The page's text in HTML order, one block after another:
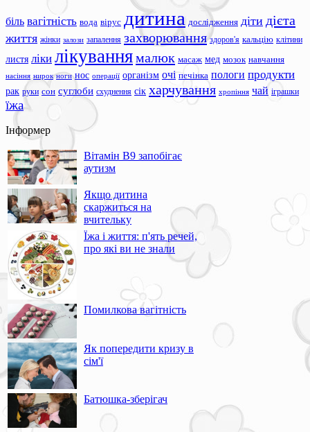
біль вагітність вода вірус дитина дослідження діти дієта
життя жінки залози запалення захворювання здоров'я кальцію клітини
листя ліки лікуваннямалюк масаж мед мозок навчання
насіння нирок ноги нос операції організм очі печінка пологи продукти
рак руки сон суглоби схуднення сік харчування хропіння чай іграшки
їжа
Інформер
Вітамін В9 запобігає
аутизм
Якщо дитина
скаржиться на
вчительку
Їжа і життя: п'ять речей,
про які ви не знали
Помилкова вагітність
Як попередити кризу в
сім'ї
Батюшка-зберігач